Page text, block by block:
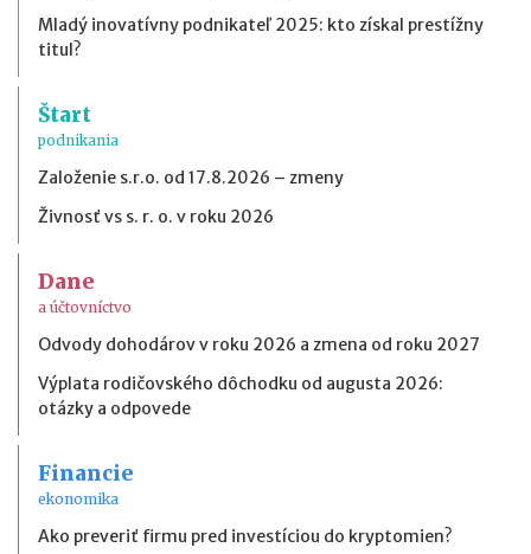
Mladý inovatívny podnikateľ 2025: kto získal prestížny
titul?
Štart
podnikania
Založenie s.r.o. od 17.8.2026 – zmeny
Živnosť vs s. r. o. v roku 2026
Dane
a účtovníctvo
Odvody dohodárov v roku 2026 a zmena od roku 2027
Výplata rodičovského dôchodku od augusta 2026:
otázky a odpovede
Financie
ekonomika
Ako preveriť firmu pred investíciou do kryptomien?